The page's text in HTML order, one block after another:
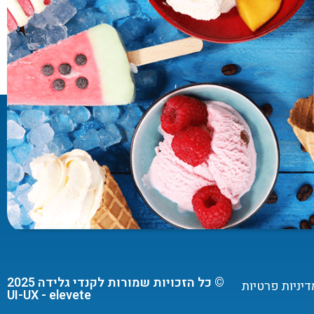
פרטיות © כל הזכויות שמורות לקנדי גלידה 2025
UI-UX - elevete